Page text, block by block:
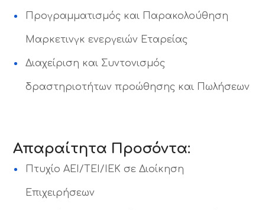
Προγραμματισμός και Παρακολούθηση
Μαρκετινγκ ενεργειών Εταρείας
Διαχείριση και Συντονισμός
δραστηριοτήτων προώθησης και Πωλήσεων
Απαραίτητα Προσόντα:
Πτυχίο ΑΕΙ/ΤΕΙ/ΙΕΚ σε Διοίκηση
Επιχειρήσεων